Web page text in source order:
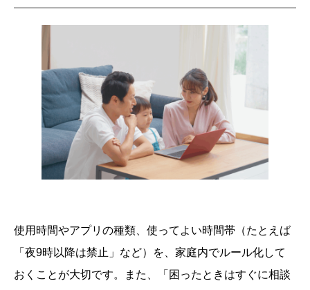
使用時間やアプリの種類、使ってよい時間帯（たとえば
「夜9時以降は禁止」など）を、家庭内でルール化して
おくことが大切です。また、「困ったときはすぐに相談